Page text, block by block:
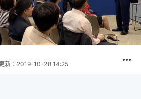
新： 2019-10-28 14:25